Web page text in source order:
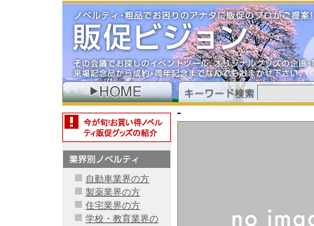
自動車業界の方
製薬業界の方
住宅業界の方
学校・教育業界の